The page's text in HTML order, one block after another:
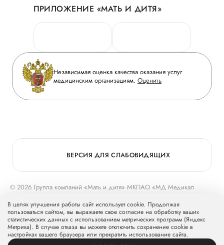
Новости
Руководство
Сотрудничество
Инвесторам
Журнал «Мать и дитя»
Вакансии
Медицинский туризм
Личный кабинет
Персональные данные
Горячая линия качества
Вопрос-ответ
Приложение пациента
Статьи
ПРИЛОЖЕНИЕ «МАТЬ И ДИТЯ»
Независимая оценка качества оказания услуг
медицинским организациям. Оценить
© 2026 Группа компаний «Мать и дитя» МКПАО «МД Медикал
Группу компаний «Мать и дитя».
ВЕРСИЯ ДЛЯ СЛАБОВИДЯЩИХ
В целях улучшения работы сайт использует cookie. Продолжая
пользоваться сайтом, вы выражаете свое согласие на обработку ваших
статистических данных с использованием метрических программ (Яндекс
Метрика). В случае отказа вы можете отключить сохранение cookie в
настройках вашего браузера или прекратить использование сайта.